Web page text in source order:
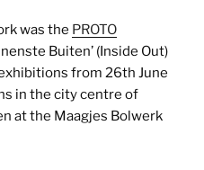
was the PROTO
Buiten’ (Inside Out)
from 26th June
in the city centre of
at the Maagjes Bolwerk